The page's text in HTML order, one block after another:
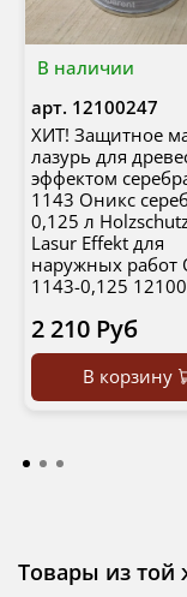
В наличии
арт. 12100247
ХИТ! Защитное
лазурь для
эффектом
1143 Оникс
0,125 л
Lasur Effekt для
наружных работ
1143-0,125
2 210 Руб
В корзину
Товары из той